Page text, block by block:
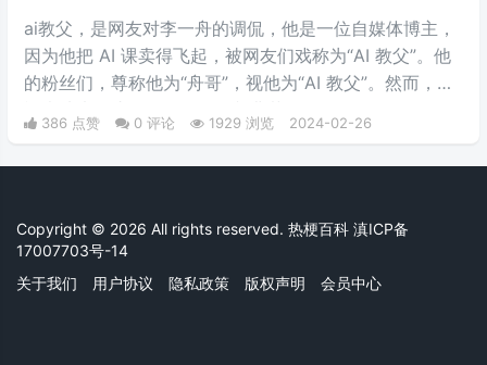
ai教父，是网友对李一舟的调侃，他是一位自媒体博主，
因为他把 AI 课卖得飞起，被网友们戏称为“AI 教父”。他
的粉丝们，尊称他为“舟哥”，视他为“AI 教父”。然而，质
他的课程是“智商税”。
386 点赞 0 评论 1929 浏览 2024-02-26
Copyright © 2026 All rights reserved. 热梗百科 滇ICP备
17007703号-14
关于我们
用户协议 隐私政策 版权声明 会员中心